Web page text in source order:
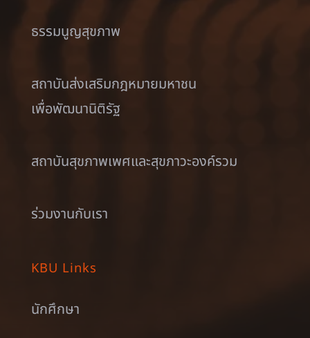
ธรรมนูญสุขภาพ
สถาบันส่งเสริมกฎหมายมหาชน
เพื่อพัฒนานิติรัฐ
สถาบันสุขภาพเพศและสุขภาวะองค์รวม
ร่วมงานกับเรา
KBU Links
นักศึกษา